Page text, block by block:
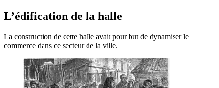
L’édification de la halle
La construction de cette halle avait pour but de dynamiser le
commerce dans ce secteur de la ville.